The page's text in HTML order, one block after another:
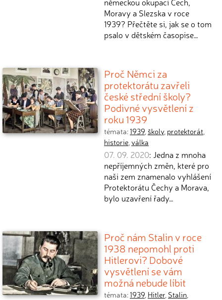
Moravy a Slezska v roce
1939? Přečtěte si, jak se o tom
psalo v dětském časopise…
Proč Němci za
protektorátu zavřeli
české střední školy?
Podivné vysvětlení z
roku 1939
témata:1939, školy, protektorát,
historie,válka
07. 09. 2020: Jedna z mnoha
nepříjemných změn, které pro
naši zem znamenalo vyhlášení
Protektorátu Čechy a Morava,
bylo uzavření řady…
Proč nám Stalin v roce
1938 nepomohl proti
Hitlerovi? Dobové
vysvětlení se vám
možná nebude líbit
témata:1939, Hitler, Stalin,